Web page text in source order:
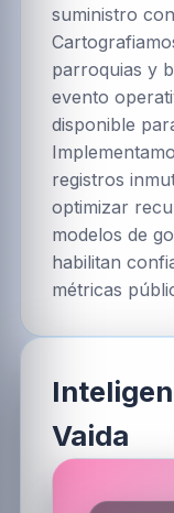
suministro
parroquias y
evento
disponible
registros
optimizar
modelos de
habilitan
métricas
Vaida